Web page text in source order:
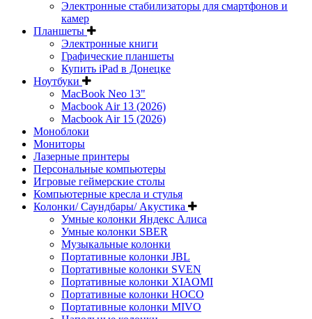
Электронные стабилизаторы для смартфонов и
камер
Планшеты
Электронные книги
Графические планшеты
Купить iPad в Донецке
Ноутбуки
MacBook Neo 13"
Macbook Air 13 (2026)
Macbook Air 15 (2026)
Моноблоки
Мониторы
Лазерные принтеры
Персональные компьютеры
Игровые геймерские столы
Компьютерные кресла и стулья
Колонки/ Саундбары/ Акустика
Умные колонки Яндекс Алиса
Умные колонки SBER
Музыкальные колонки
Портативные колонки JBL
Портативные колонки SVEN
Портативные колонки XIAOMI
Портативные колонки HOCO
Портативные колонки MIVO